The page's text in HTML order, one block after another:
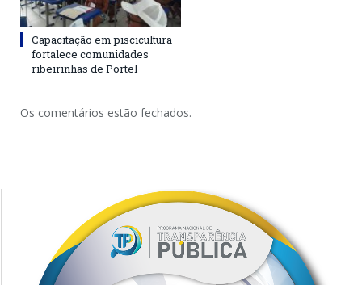
Capacitação em piscicultura
fortalece comunidades
ribeirinhas de Portel
Os comentários estão fechados.